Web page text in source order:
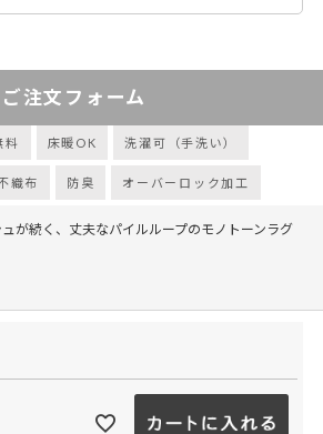
ご注文フォーム
料 床暖OK 洗濯可（手洗い）
織布 防臭 オーバーロック加工
が続く、丈夫なパイルループのモノトーンラグ